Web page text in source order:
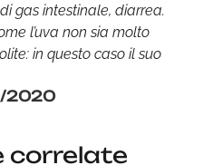
gas intestinale, diarrea.
l’uva non sia molto
in questo caso il suo
2020
correlate